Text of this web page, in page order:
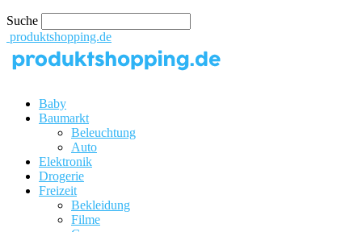
Suche
produktshopping.de
Baby
Baumarkt
Beleuchtung
Auto
Elektronik
Drogerie
Freizeit
Bekleidung
Filme